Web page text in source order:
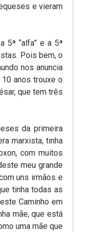
e vieram
5ª “alfa” e a 5ª
Pois bem, o
nos anuncia
anos trouxe o
que tem três
da primeira
marxista, tinha
com muitos
meu grande
uns irmãos e
tinha todas as
Caminho em
mãe, que está
uma mãe que